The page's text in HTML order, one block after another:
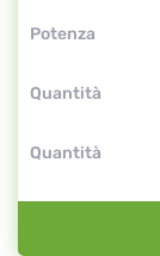
Potenza
Quantità
Quantità